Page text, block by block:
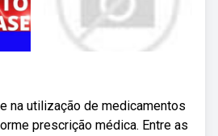
na utilização de medicamentos
prescrição médica. Entre as